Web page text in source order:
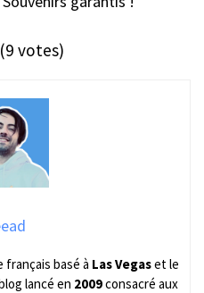
votes)
basé à Las Vegaset le
lancé en 2009consacré aux